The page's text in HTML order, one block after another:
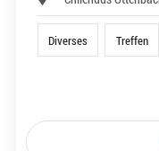
Diverses Treffen